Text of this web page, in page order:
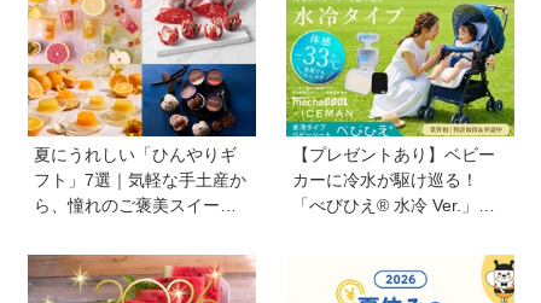
ラボ」が開催中
夏にうれしい「ひんやりギ
フト」7選｜気軽な手土産か
ら、憧れのご褒美スイーツ
【プレゼントあり】ベビー
カーに冷水が駆け巡る！
「べびひえ® 水冷 Ver.」で